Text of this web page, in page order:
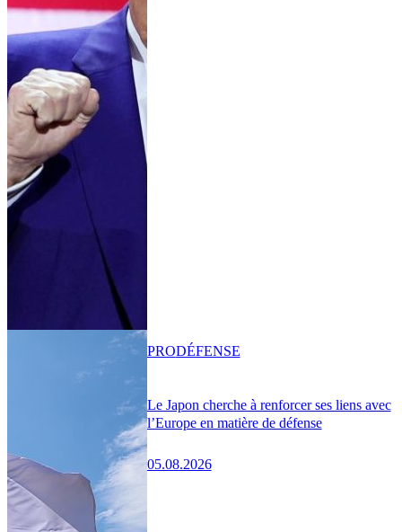
Le Japon cherche à renforcer ses liens avec
l’Europe en matière de défense
05.08.2026
PRODÉFENSE